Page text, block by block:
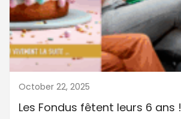
October 22, 2025
Les Fondus fêtent leurs 6 ans !